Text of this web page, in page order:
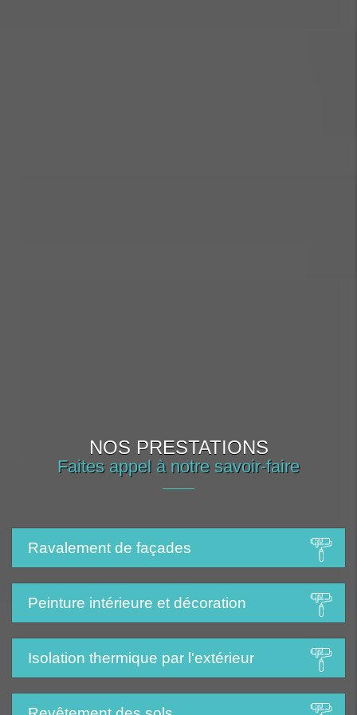
NOS PRESTATIONS
Faites appel à notre savoir-faire
Ravalement de façades
Peinture intérieure et décoration
Isolation thermique par l'extérieur